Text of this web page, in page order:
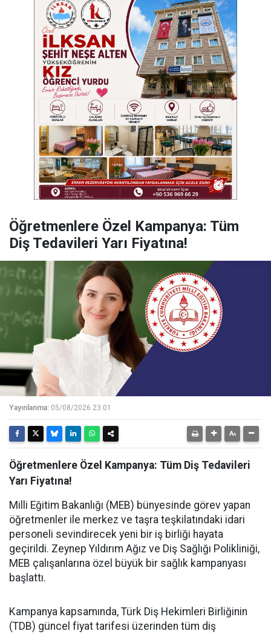
Öğretmenlere Özel Kampanya: Tüm
Diş Tedavileri Yarı Fiyatına!
Yayınlanma: 05/08/2026 23:01
Öğretmenlere Özel Kampanya: Tüm Diş Tedavileri
Yarı Fiyatına!
Milli Eğitim Bakanlığı (MEB) bünyesinde görev yapan
öğretmenler ile merkez ve taşra teşkilatındaki idari
personeli sevindirecek yeni bir iş birliği hayata
geçirildi. Zeynep Yıldırım Ağız ve Diş Sağlığı Polikliniği,
MEB çalışanlarına özel büyük bir sağlık kampanyası
başlattı.
Kampanya kapsamında, Türk Diş Hekimleri Birliğinin
(TDB) güncel fiyat tarifesi üzerinden tüm diş